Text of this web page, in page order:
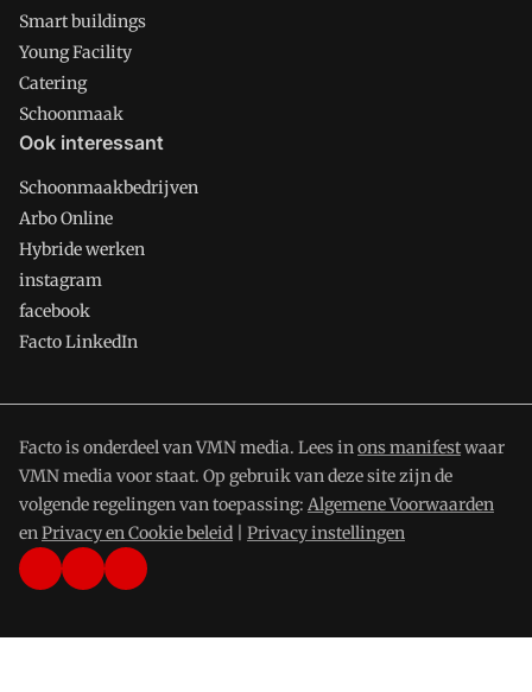
Smart buildings
Young Facility
Catering
Schoonmaak
Ook interessant
Schoonmaakbedrijven
Arbo Online
Hybride werken
instagram
facebook
Facto LinkedIn
Facto is onderdeel van VMN media. Lees inons manifestwaar
VMN media voor staat. Op gebruik van deze site zijn de
volgende regelingen van toepassing: Algemene Voorwaarden
enPrivacy en Cookie beleid Privacy instellingen